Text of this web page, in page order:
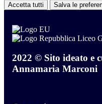
Accetta tutti Salva le
Liceo
2022 © Sito ideato e
Annamaria Marconi